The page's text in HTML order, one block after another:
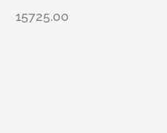
15725.00